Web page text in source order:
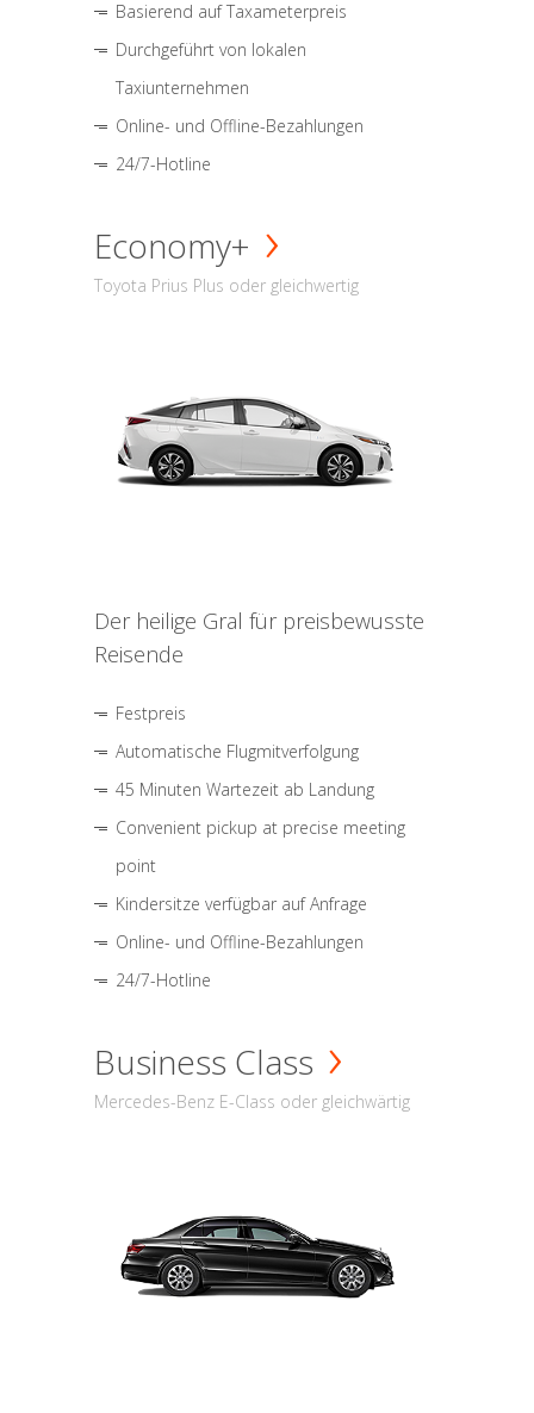
Basierend auf Taxameterpreis
Durchgeführt von lokalen
Taxiunternehmen
Online- und Offline-Bezahlungen
24/7-Hotline
Economy+
Toyota Prius Plus oder gleichwertig
Der heilige Gral für preisbewusste
Reisende
Festpreis
Automatische Flugmitverfolgung
45 Minuten Wartezeit ab Landung
Convenient pickup at precise meeting
point
Kindersitze verfügbar auf Anfrage
Online- und Offline-Bezahlungen
24/7-Hotline
Business Class
Mercedes-Benz E-Class oder gleichwärtig